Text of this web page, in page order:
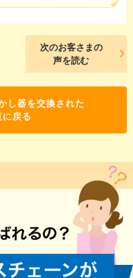
次のお客さまの
声を読む
し器を交換された
戻る